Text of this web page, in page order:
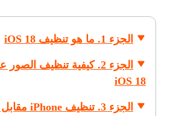
الجزء 1. ما هو تنظيف iOS 18
iOS 18
الجزء 3. تنظيف iPhone مقابل ممحاة Google السحرية